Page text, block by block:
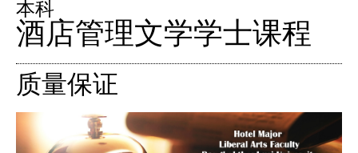
本科
酒店管理文学学士课程
质量保证